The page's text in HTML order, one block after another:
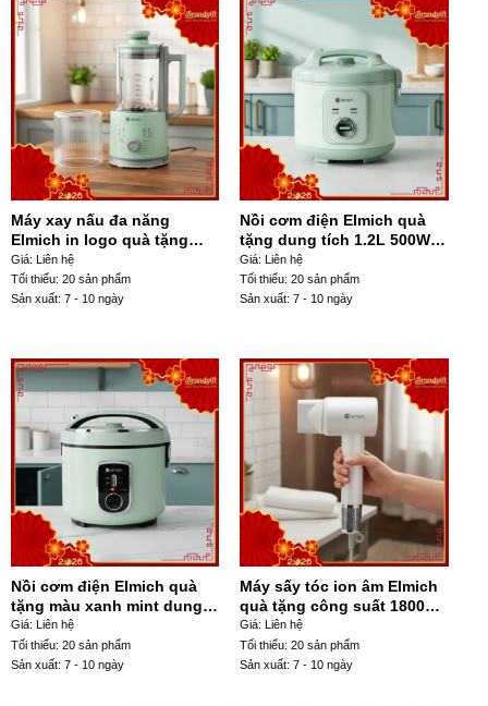
Máy xay nấu đa năng
Elmich in logo quà tặng
màu xanh mint 800ml
MXST-04
Giá: Liên hệ
Tối thiểu: 20 sản phẩm
Sản xuất: 7 - 10 ngày
Nồi cơm điện Elmich quà
tặng dung tích 1.2L 500W
màu xanh mint NCĐ-03
Giá: Liên hệ
Tối thiểu: 20 sản phẩm
Sản xuất: 7 - 10 ngày
Nồi cơm điện Elmich quà
tặng màu xanh mint dung
tích 1.8L 700W NCĐ-04
Giá: Liên hệ
Tối thiểu: 20 sản phẩm
Sản xuất: 7 - 10 ngày
Máy sấy tóc ion âm Elmich
quà tặng công suất 1800W
màu trắng MST-08
Giá: Liên hệ
Tối thiểu: 20 sản phẩm
Sản xuất: 7 - 10 ngày